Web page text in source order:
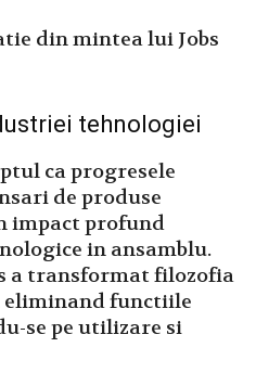
din mintea lui Jobs
tehnologiei
ca progresele
de produse
impact profund
in ansamblu.
a transformat filozofia
eliminand functiile
se pe utilizare si